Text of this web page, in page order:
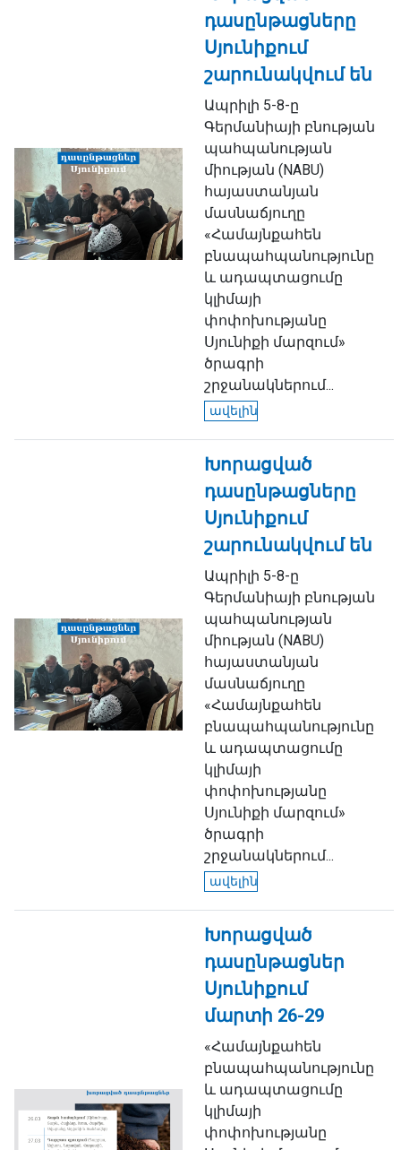
դասընթացները
Սյունիքում
շարունակվում են
Ապրիլի 5-8-ը
Գերմանիայի բնության
պահպանության
միության (NABU)
հայաստանյան
մասնաճյուղը
«Համայնքահեն
բնապահպանությունը
և ադապտացումը
կլիմայի
փոփոխությանը
Սյունիքի մարզում»
ծրագրի
շրջանակներում...
ավելին
Խորացված
դասընթացները
Սյունիքում
շարունակվում են
Ապրիլի 5-8-ը
Գերմանիայի բնության
պահպանության
միության (NABU)
հայաստանյան
մասնաճյուղը
«Համայնքահեն
բնապահպանությունը
և ադապտացումը
կլիմայի
փոփոխությանը
Սյունիքի մարզում»
ծրագրի
շրջանակներում...
ավելին
Խորացված
դասընթացներ
Սյունիքում
մարտի 26-29
«Համայնքահեն
բնապահպանությունը
և ադապտացումը
կլիմայի
փոփոխությանը